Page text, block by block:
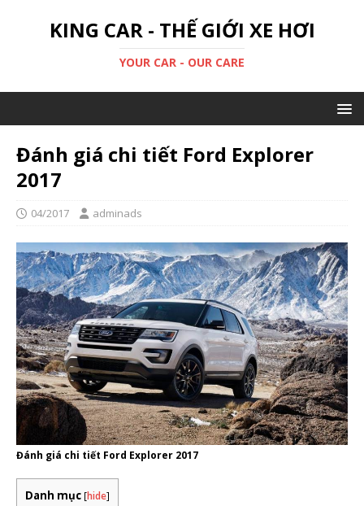
KING CAR - THẾ GIỚI XE HƠI
YOUR CAR - OUR CARE
Đánh giá chi tiết Ford Explorer
2017
04/2017 adminads
Đánh giá chi tiết Ford Explorer 2017
Danh mục [hide]